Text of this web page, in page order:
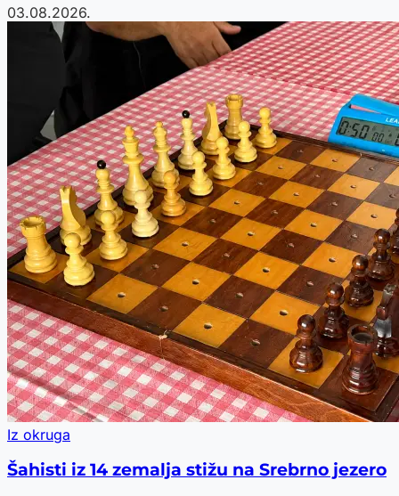
03.08.2026.
Iz okruga
Šahisti iz 14 zemalja stižu na Srebrno jezero